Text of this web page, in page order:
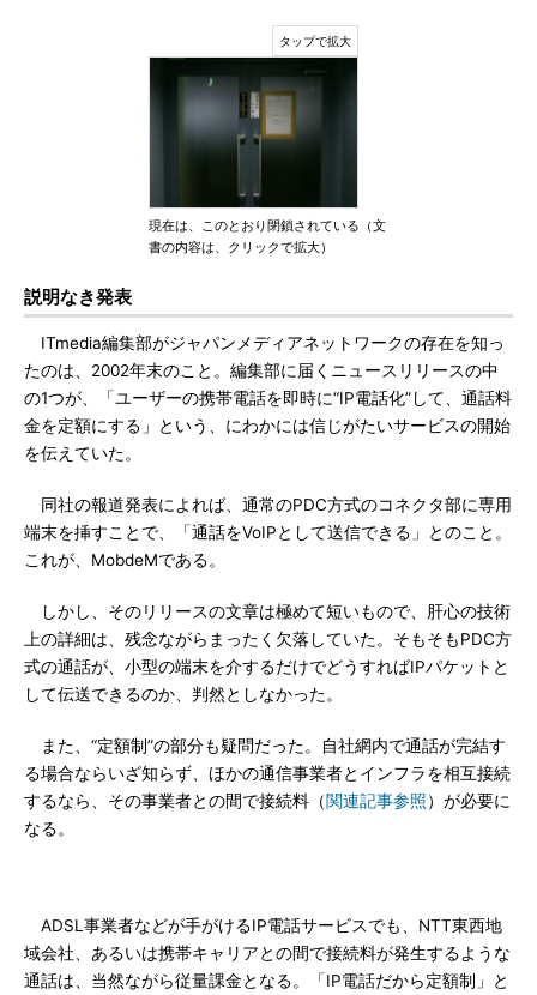
現在は、このとおり閉鎖されている（文
書の内容は、クリックで拡大）
説明なき発表
ITmedia編集部がジャパンメディアネットワークの存在を知っ
たのは、2002年末のこと。編集部に届くニュースリリースの中
の1つが、「ユーザーの携帯電話を即時に“IP電話化”して、通話料
金を定額にする」という、にわかには信じがたいサービスの開始
を伝えていた。
同社の報道発表によれば、通常のPDC方式のコネクタ部に専用
端末を挿すことで、「通話をVoIPとして送信できる」とのこと。
これが、MobdeMである。
しかし、そのリリースの文章は極めて短いもので、肝心の技術
上の詳細は、残念ながらまったく欠落していた。そもそもPDC方
式の通話が、小型の端末を介するだけでどうすればIPパケットと
して伝送できるのか、判然としなかった。
また、“定額制”の部分も疑問だった。自社網内で通話が完結す
る場合ならいざ知らず、ほかの通信事業者とインフラを相互接続
するなら、その事業者との間で接続料（関連記事参照）が必要に
なる。
ADSL事業者などが手がけるIP電話サービスでも、NTT東西地
域会社、あるいは携帯キャリアとの間で接続料が発生するような
通話は、当然ながら従量課金となる。「IP電話だから定額制」と